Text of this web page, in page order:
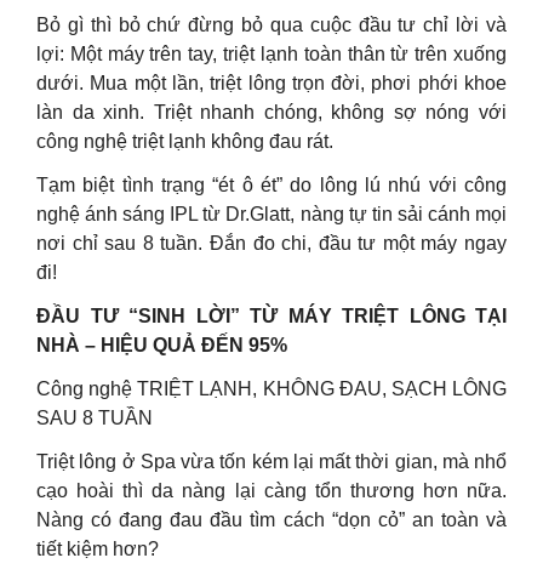
Bỏ gì thì bỏ chứ đừng bỏ qua cuộc đầu tư chỉ lời và
lợi: Một máy trên tay, triệt lạnh toàn thân từ trên xuống
dưới. Mua một lần, triệt lông trọn đời, phơi phới khoe
làn da xinh. Triệt nhanh chóng, không sợ nóng với
công nghệ triệt lạnh không đau rát.
Tạm biệt tình trạng “ét ô ét” do lông lú nhú với công
nghệ ánh sáng IPL từ Dr.Glatt, nàng tự tin sải cánh mọi
nơi chỉ sau 8 tuần. Đắn đo chi, đầu tư một máy ngay
đi!
ĐẦU TƯ “SINH LỜI” TỪ MÁY TRIỆT LÔNG TẠI
NHÀ – HIỆU QUẢ ĐẾN 95%
Công nghệ TRIỆT LẠNH, KHÔNG ĐAU, SẠCH LÔNG
SAU 8 TUẦN
Triệt lông ở Spa vừa tốn kém lại mất thời gian, mà nhổ
cạo hoài thì da nàng lại càng tổn thương hơn nữa.
Nàng có đang đau đầu tìm cách “dọn cỏ” an toàn và
tiết kiệm hơn?